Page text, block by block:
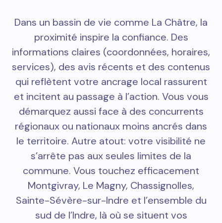
Dans un bassin de vie comme La Châtre, la
proximité inspire la confiance. Des
informations claires (coordonnées, horaires,
services), des avis récents et des contenus
qui reflètent votre ancrage local rassurent
et incitent au passage à l’action. Vous vous
démarquez aussi face à des concurrents
régionaux ou nationaux moins ancrés dans
le territoire. Autre atout: votre visibilité ne
s’arrête pas aux seules limites de la
commune. Vous touchez efficacement
Montgivray, Le Magny, Chassignolles,
Sainte-Sévère-sur-Indre et l’ensemble du
sud de l’Indre, là où se situent vos